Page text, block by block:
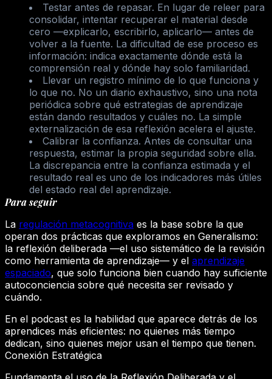
Testar antes de repasar. En lugar de releer para
consolidar, intentar recuperar el material desde
cero —explicarlo, escribirlo, aplicarlo— antes de
volver a la fuente. La dificultad de ese proceso es
información: indica exactamente dónde está la
comprensión real y dónde hay solo familiaridad.
Llevar un registro mínimo de lo que funciona y
lo que no. No un diario exhaustivo, sino una nota
periódica sobre qué estrategias de aprendizaje
están dando resultados y cuáles no. La simple
externalización de esa reflexión acelera el ajuste.
Calibrar la confianza. Antes de consultar una
respuesta, estimar la propia seguridad sobre ella.
La discrepancia entre la confianza estimada y el
resultado real es uno de los indicadores más útiles
del estado real del aprendizaje.
Para seguir
La regulación metacognitiva es la base sobre la que
operan dos prácticas que exploramos en Generalismo:
la reflexión deliberada —el uso sistemático de la revisión
como herramienta de aprendizaje— y el aprendizaje
espaciado, que solo funciona bien cuando hay suficiente
autoconciencia sobre qué necesita ser revisado y
cuándo.
En el podcast es la habilidad que aparece detrás de los
aprendices más eficientes: no quienes más tiempo
dedican, sino quienes mejor usan el tiempo que tienen.
Conexión Estratégica